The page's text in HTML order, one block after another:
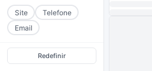
Site
Telefone
Email
Redefinir